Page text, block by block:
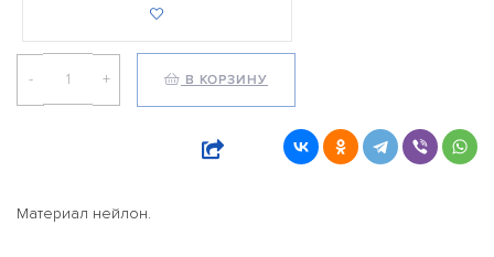
- + В КОРЗИНУ
Материал нейлон.